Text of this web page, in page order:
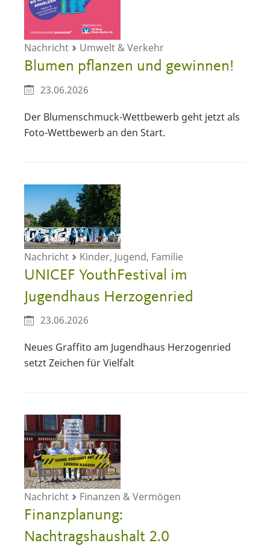
Nachricht Umwelt & Verkehr
Blumen pflanzen und gewinnen!
23.06.2026
Der Blumenschmuck-Wettbewerb geht jetzt als
Foto-Wettbewerb an den Start.
Nachricht Kinder, Jugend, Familie
UNICEF YouthFestival im
Jugendhaus Herzogenried
23.06.2026
Neues Graffito am Jugendhaus Herzogenried
setzt Zeichen für Vielfalt
Nachricht Finanzen & Vermögen
Finanzplanung:
Nachtragshaushalt 2.0